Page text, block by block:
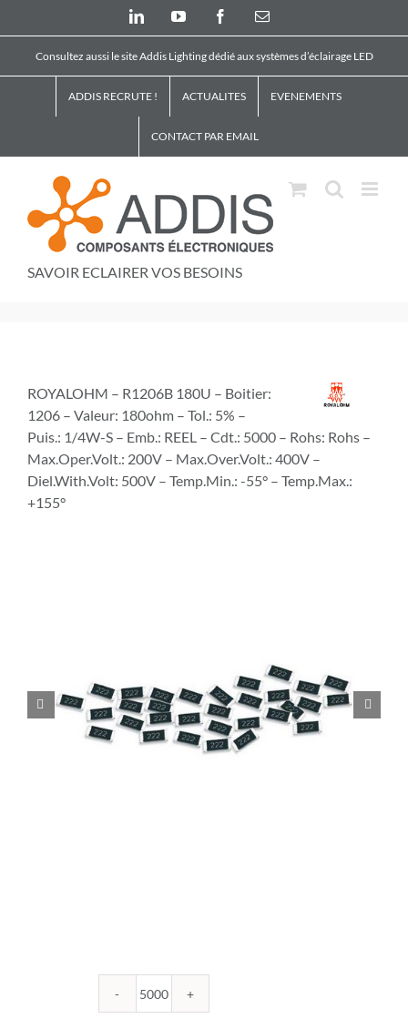
LinkedInYouTube FacebookEmail
Consultez aussi le site Addis Lighting dédié aux systèmes d’éclairage LED
ADDIS RECRUTE ! ACTUALITES EVENEMENTS
CONTACT PAR EMAIL
SAVOIR ECLAIRER VOS BESOINS
ROYALOHM – R1206B 180U – Boitier:
1206 – Valeur: 180ohm – Tol.: 5% –
Puis.: 1/4W-S – Emb.: REEL – Cdt.: 5000 – Rohs: Rohs –
Max.Oper.Volt.: 200V – Max.Over.Volt.: 400V –
Diel.With.Volt: 500V – Temp.Min.: -55° – Temp.Max.:
+155°
 
quantité